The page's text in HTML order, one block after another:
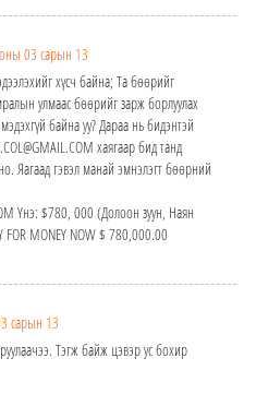
03 сарын 13
хүсч байна; Та бөөрийг
улмаас бөөрийг зарж борлуулах
байна уу? Дараа нь бидэнтэй
хаягаар бид танд
Яагаад гэвэл манай эмнэлэгт бөөрний
Yнэ: $780, 000 (Долоон зуун, Наян
FOR MONEY NOW $ 780,000.00
сарын 13
Тэгж байж цэвэр ус бохир